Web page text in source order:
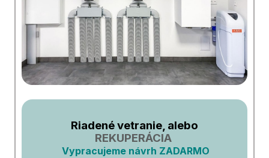
Riadené vetranie, alebo
REKUPERÁCIA
Vypracujeme návrh ZADARMO